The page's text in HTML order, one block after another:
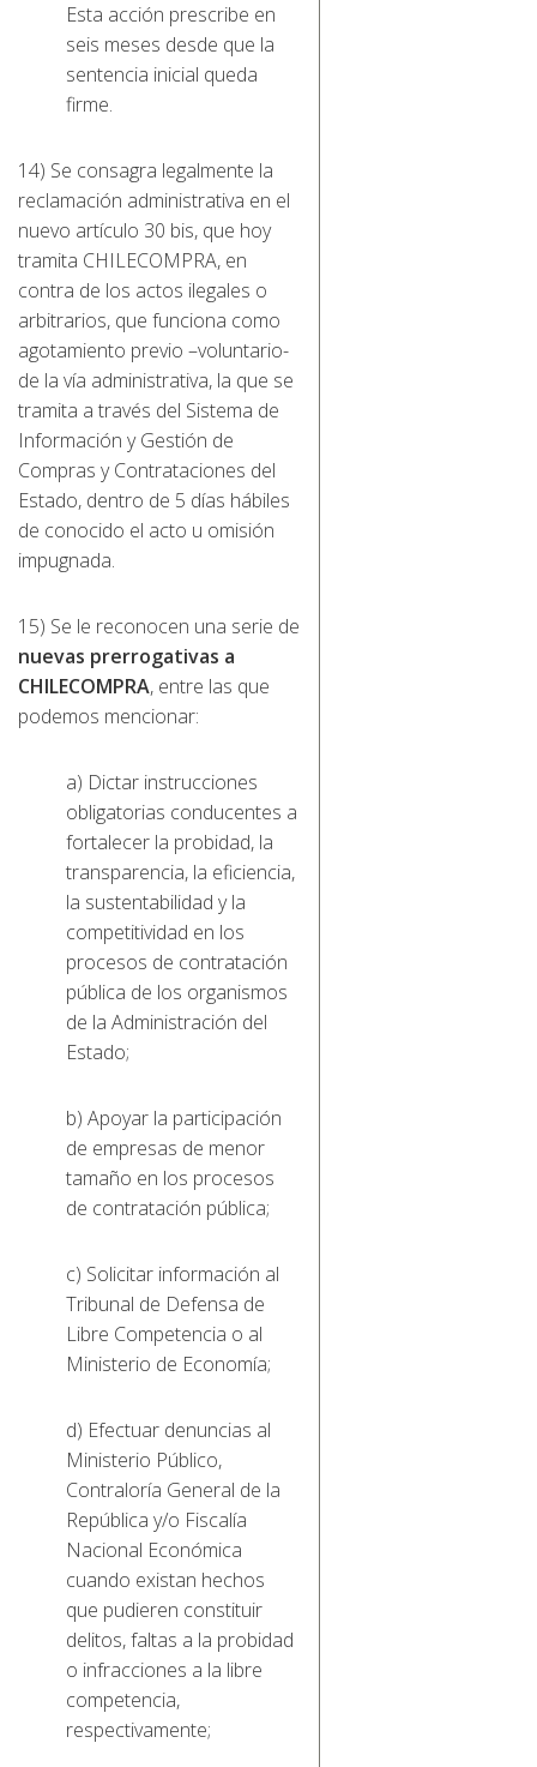
Esta acción prescribe en
seis meses desde que la
sentencia inicial queda
firme.
14) Se consagra legalmente la
reclamación administrativa en el
nuevo artículo 30 bis, que hoy
tramita CHILECOMPRA, en
contra de los actos ilegales o
arbitrarios, que funciona como
agotamiento previo –voluntario-
de la vía administrativa, la que se
tramita a través del Sistema de
Información y Gestión de
Compras y Contrataciones del
Estado, dentro de 5 días hábiles
de conocido el acto u omisión
impugnada.
15) Se le reconocen una serie de
nuevas prerrogativas a
CHILECOMPRA, entre las que
podemos mencionar:
a) Dictar instrucciones
obligatorias conducentes a
fortalecer la probidad, la
transparencia, la eficiencia,
la sustentabilidad y la
competitividad en los
procesos de contratación
pública de los organismos
de la Administración del
Estado;
b) Apoyar la participación
de empresas de menor
tamaño en los procesos
de contratación pública;
c) Solicitar información al
Tribunal de Defensa de
Libre Competencia o al
Ministerio de Economía;
d) Efectuar denuncias al
Ministerio Público,
Contraloría General de la
República y/o Fiscalía
Nacional Económica
cuando existan hechos
que pudieren constituir
delitos, faltas a la probidad
o infracciones a la libre
competencia,
respectivamente;